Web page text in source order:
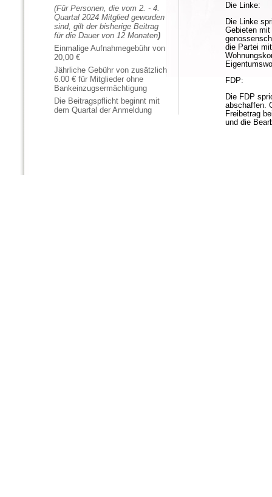
(Für Personen, die vom 2. - 4.
Quartal 2024 Mitglied geworden
sind, gilt der bisherige Beitrag
für die Dauer von 12 Monaten)
Einmalige Aufnahmegebühr von
20,00 €
Jährliche Gebühr von zusätzlich
6.00 € für Mitglieder ohne
Bankeinzugsermächtigung
Die Beitragspflicht beginnt mit
dem Quartal der Anmeldung
Die Linke:
Die Linke
Gebieten
die Partei
FDP:
Die FDP
abschaffen.
Freibetrag
und die